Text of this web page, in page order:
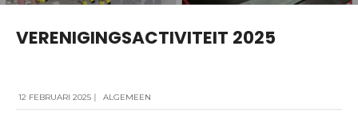
VERENIGINGSACTIVITEIT 2025
12 FEBRUARI 2025 | ALGEMEEN